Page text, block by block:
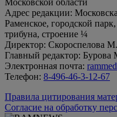
Московской области
Адрес редакции:
Раменское, городской
трибуна, строение ¼
Директор: Скороспелова
Главный редактор:
Электронная почта:
Телефон: 8-496-46-3-12-67
Правила цитирования
Согласие на обработку